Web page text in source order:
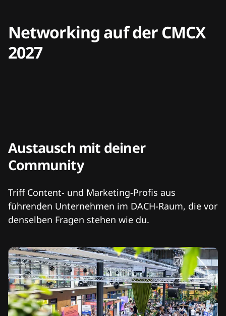
Networking auf der CMCX
2027
Austausch mit deiner
Community
Triff Content- und Marketing-Profis aus
führenden Unternehmen im DACH-Raum, die vor
denselben Fragen stehen wie du.